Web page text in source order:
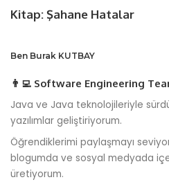
Kitap: Şahane Hatalar
Ben Burak KUTBAY
👨‍💻 Software Engineering
Java ve Java teknolojileriyle
yazılımlar geliştiriyorum.
Öğrendiklerimi paylaşmayı
blogumda ve sosyal medyada
üretiyorum.